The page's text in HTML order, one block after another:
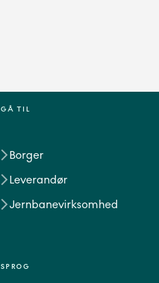
GÅ TIL
Borger
Leverandør
Jernbanevirksomhed
SPROG